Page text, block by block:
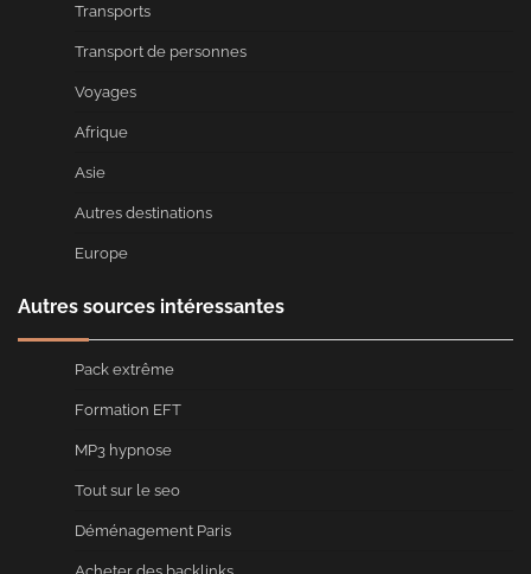
Transports
Transport de personnes
Voyages
Afrique
Asie
Autres destinations
Europe
Autres sources intéressantes
Pack extrême
Formation EFT
MP3 hypnose
Tout sur le seo
Déménagement Paris